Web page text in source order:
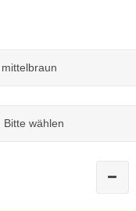
mittelbraun
Bitte wählen